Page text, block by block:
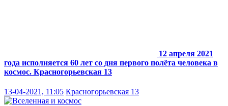
12 апреля 2021
года исполняется 60 лет со дня первого полёта человека в
космос. Красногорьевская 13
13-04-2021, 11:05 Красногорьевская 13